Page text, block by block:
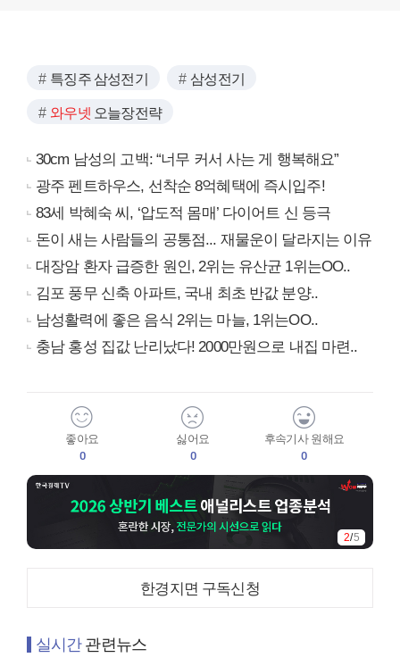
특징주 삼성전기 삼성전기
와우넷 오늘장전략
30cm 남성의 고백: “너무 커서 사는 게 행복해요”
광주 펜트하우스, 선착순 8억혜택에 즉시입주!
83세 박혜숙 씨, ‘압도적 몸매’ 다이어트 신 등극
돈이 새는 사람들의 공통점... 재물운이 달라지는 이유
대장암 환자 급증한 원인, 2위는 유산균 1위는OO..
김포 풍무 신축 아파트, 국내 최초 반값 분양..
남성활력에 좋은 음식 2위는 마늘, 1위는OO..
충남 홍성 집값 난리났다! 2000만원으로 내집 마련..
좋아요
0
싫어요
0
후속기사 원해요
0
2/5
한경지면 구독신청
실시간관련뉴스